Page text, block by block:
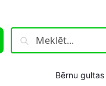
Meklēt:
Bērnu gultas